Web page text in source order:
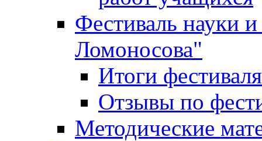
Фестиваль науки
Ломоносова"
Итоги фестиваля
Отзывы по
Методические